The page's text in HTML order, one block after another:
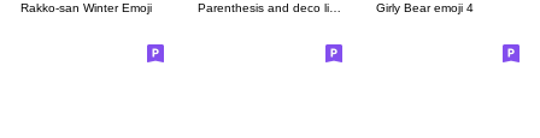
Rakko-san Winter Emoji Girly Bear emoji 4